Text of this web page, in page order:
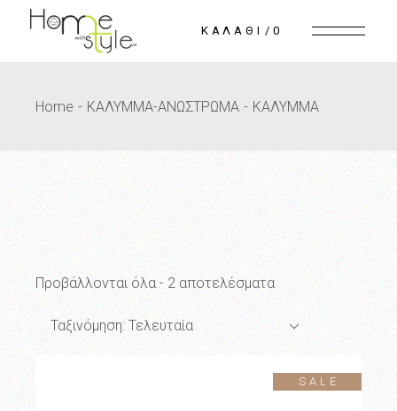
0
Home ΚΑΛΥΜΜΑ-ΑΝΩΣΤΡΩΜΑ ΚΑΛΥΜΜΑ
Προβάλλονται όλα - 2 αποτελέσματα
Sorted
by
latest
Ταξινόμηση: Τελευταία
SALE